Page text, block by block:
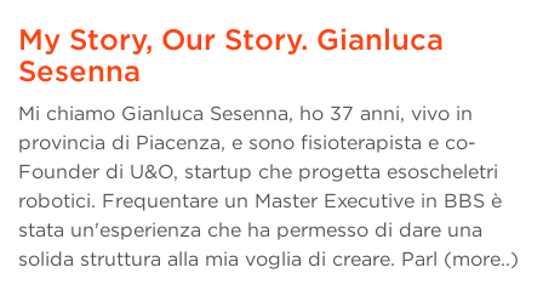
My Story, Our Story. Gianluca
Sesenna
Mi chiamo Gianluca Sesenna, ho 37 anni, vivo in
provincia di Piacenza, e sono fisioterapista e co-
Founder di U&O, startup che progetta esoscheletri
robotici. Frequentare un Master Executive in BBS è
stata un'esperienza che ha permesso di dare una
solida struttura alla mia voglia di creare. Parl (more..)